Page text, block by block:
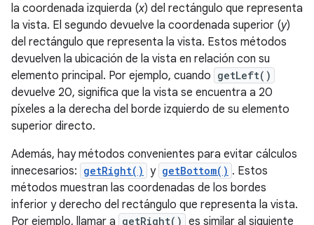
la coordenada izquierda (x) del rectángulo que representa
la vista. El segundo devuelve la coordenada superior (y)
del rectángulo que representa la vista. Estos métodos
devuelven la ubicación de la vista en relación con su
elemento principal. Por ejemplo, cuando getLeft()
devuelve 20, significa que la vista se encuentra a 20
píxeles a la derecha del borde izquierdo de su elemento
superior directo.
Además, hay métodos convenientes para evitar cálculos
innecesarios: getRight() y getBottom() . Estos
métodos muestran las coordenadas de los bordes
inferior y derecho del rectángulo que representa la vista.
Por ejemplo, llamar a getRight() es similar al siguiente